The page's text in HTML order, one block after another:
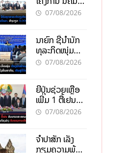
ວິສາຫະກິດ
ອຸດສາຫະກຳ
150 ລ້ານໂດລາ,
ສ້າງວຽກ 5.000
ຕຳແໜ່ງ
07/08/2026
ນາຍົກ ຊີ້ນຳນັກ
ທຸລະກິດໜຸ່ມ
ຕ້ອງນຳໜ້າແກ້
ສາກົນ, ຫັນສູ່ດິຈິ
ຕອນ
07/08/2026
ຍີ່ປຸ່ນຊ່ວຍເຫຼືອ
ເພີ່ມ 1 ຕື້ເຢນ
ອັບເກຣດ
ເຕີບໂຕ
07/08/2026
ຈຳປາສັກ ເລັ່ງ
ກຽມຄວາມພ້ອມ